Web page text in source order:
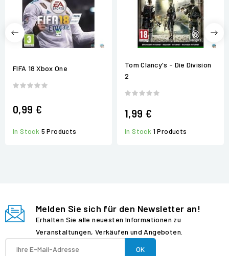
FIFA 18 Xbox One
0,99 €
In Stock 5 Products
Tom Clancy's - Die Division
2
1,99 €
In Stock 1 Products
Melden Sie sich für den Newsletter an!
Erhalten Sie alle neuesten Informationen zu
Veranstaltungen, Verkäufen und Angeboten.